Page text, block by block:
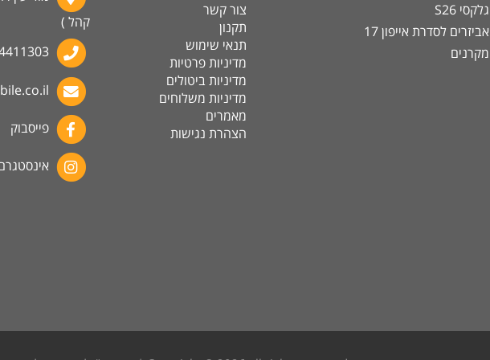
גלקסי S26
אביזרים לסדרת אייפון 17
מקרנים
צור קשר
תקנון
תנאי שימוש
מדיניות פרטיות
מדיניות ביטולים
מדיניות משלוחים
מאמרים
הצהרת נגישות
קהל )
פייסבוק